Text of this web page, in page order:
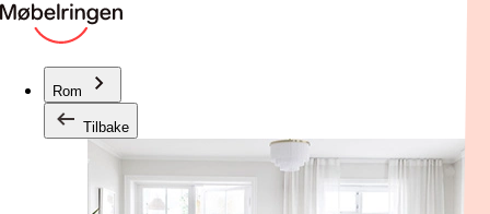
Rom
Tilbake